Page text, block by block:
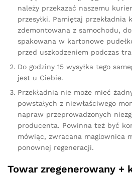
należy przekazać naszemu
przesyłki. Pamiętaj przekładnia
zdemontowana z samochodu,
spakowana w kartonowe
przed uszkodzeniem podczas
Do godziny 15 wysyłka tego
jest u Ciebie.
Przekładnia nie może mieć
powstałych z niewłaściwego
napraw przeprowadzonych
producenta. Powinna też być
mówiąc, zwracana maglownica
ponownej regeneracji.
Towar zregenerowany +